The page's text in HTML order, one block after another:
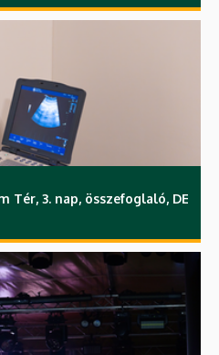
Tér, 3. nap, összefoglaló, DE